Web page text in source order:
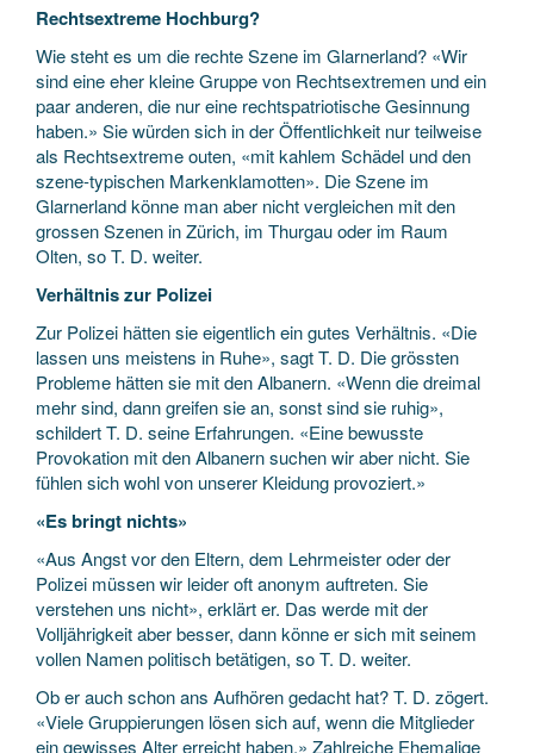
Rechtsextreme Hochburg?
Wie steht es um die rechte Szene im Glarnerland? «Wir
sind eine eher kleine Gruppe von Rechtsextremen und ein
paar anderen, die nur eine rechtspatriotische Gesinnung
haben.» Sie würden sich in der Öffentlichkeit nur teilweise
als Rechtsextreme outen, «mit kahlem Schädel und den
szene-typischen Markenklamotten». Die Szene im
Glarnerland könne man aber nicht vergleichen mit den
grossen Szenen in Zürich, im Thurgau oder im Raum
Olten, so T. D. weiter.
Verhältnis zur Polizei
Zur Polizei hätten sie eigentlich ein gutes Verhältnis. «Die
lassen uns meistens in Ruhe», sagt T. D. Die grössten
Probleme hätten sie mit den Albanern. «Wenn die dreimal
mehr sind, dann greifen sie an, sonst sind sie ruhig»,
schildert T. D. seine Erfahrungen. «Eine bewusste
Provokation mit den Albanern suchen wir aber nicht. Sie
fühlen sich wohl von unserer Kleidung provoziert.»
«Es bringt nichts»
«Aus Angst vor den Eltern, dem Lehrmeister oder der
Polizei müssen wir leider oft anonym auftreten. Sie
verstehen uns nicht», erklärt er. Das werde mit der
Volljährigkeit aber besser, dann könne er sich mit seinem
vollen Namen politisch betätigen, so T. D. weiter.
Ob er auch schon ans Aufhören gedacht hat? T. D. zögert.
«Viele Gruppierungen lösen sich auf, wenn die Mitglieder
ein gewisses Alter erreicht haben.» Zahlreiche Ehemalige